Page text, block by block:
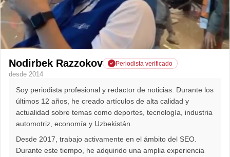
Nodirbek Razzokov Periodista verificado
desde 2014
Soy periodista profesional y redactor de noticias. Durante los
últimos 12 años, he creado artículos de alta calidad y
actualidad sobre temas como deportes, tecnología, industria
automotriz, economía y Uzbekistán.
Desde 2017, trabajo activamente en el ámbito del SEO.
Durante este tiempo, he adquirido una amplia experiencia